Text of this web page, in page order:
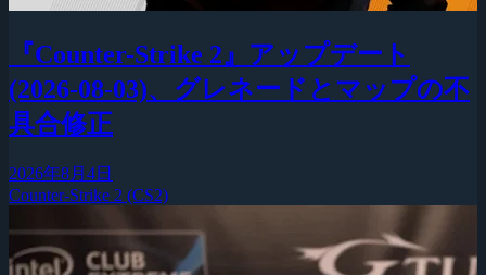
『Counter-Strike 2』アップデート
(2026-08-03)、グレネードとマップの不
具合修正
2026年8月4日
Counter-Strike 2 (CS2)